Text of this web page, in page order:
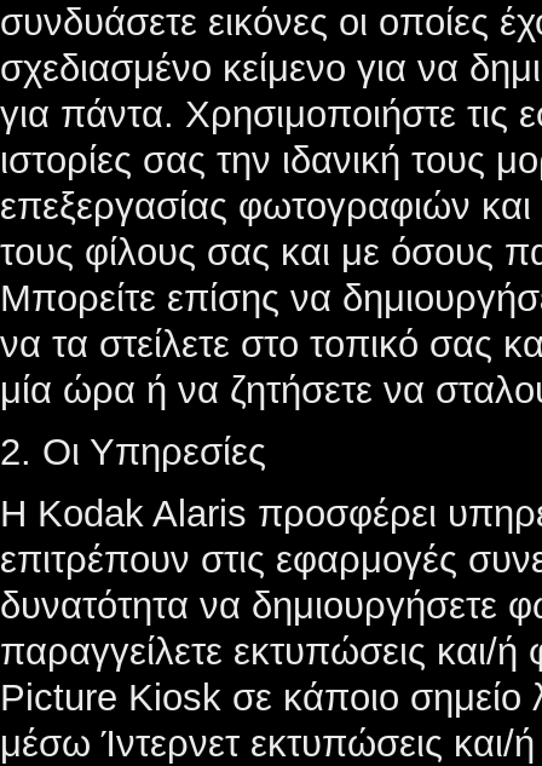
συνδυάσετε εικόνες οι οποίες
σχεδιασμένο κείμενο για να
για πάντα. Χρησιμοποιήστε τις
ιστορίες σας την ιδανική
επεξεργασίας φωτογραφιών και
τους φίλους σας και με όσους
Μπορείτε επίσης να
να τα στείλετε στο τοπικό σας
μία ώρα ή να ζητήσετε να
2. Οι Υπηρεσίες
Η Kodak Alaris προσφέρει
επιτρέπουν στις εφαρμογές
δυνατότητα να δημιουργήσετε
παραγγείλετε εκτυπώσεις και/
Picture Kiosk σε κάποιο σημείο
μέσω Ίντερνετ εκτυπώσεις